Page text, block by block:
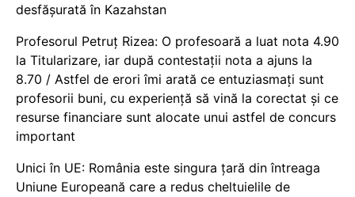
desfășurată în Kazahstan
Profesorul Petruț Rizea: O profesoară a luat nota 4.90
la Titularizare, iar după contestații nota a ajuns la
8.70 / Astfel de erori îmi arată ce entuziasmați sunt
profesorii buni, cu experiență să vină la corectat și ce
resurse financiare sunt alocate unui astfel de concurs
important
Unici în UE: România este singura țară din întreaga
Uniune Europeană care a redus cheltuielile de